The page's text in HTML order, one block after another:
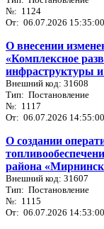
№: 1124
От: 06.07.2026 15:35:00
О внесении
«Комплексное
инфраструктуры и
Внешний код: 31608
Тип: Постановление
№: 1117
От: 06.07.2026 14:55:00
О создании
района
Внешний код: 31607
Тип: Постановление
№: 1115
От: 06.07.2026 14:53:00